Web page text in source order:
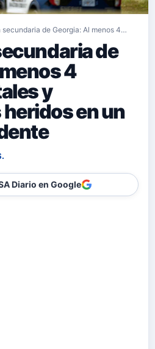
secundaria de Georgia: Al menos 4…
de
4
y
en un
Diario en Google